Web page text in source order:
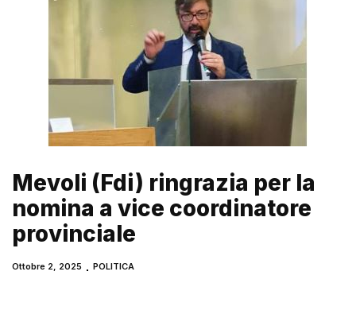
Mevoli (Fdi) ringrazia per la
nomina a vice coordinatore
provinciale
Ottobre 2, 2025 POLITICA